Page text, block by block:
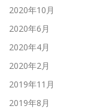
2020年10月
2020年6月
2020年4月
2020年2月
2019年11月
2019年8月